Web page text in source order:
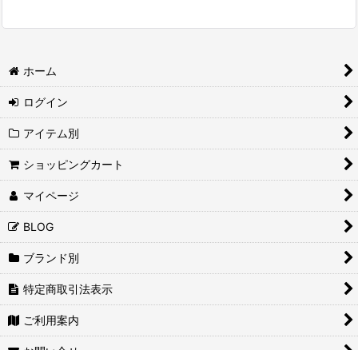
ホーム
ログイン
アイテム別
ショッピングカート
マイページ
BLOG
ブランド別
特定商取引法表示
ご利用案内